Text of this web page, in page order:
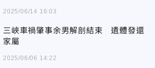
2025/06/14 16:03
三峽車禍肇事余男解剖結束 遺體發還
家屬
2025/06/06 14:22